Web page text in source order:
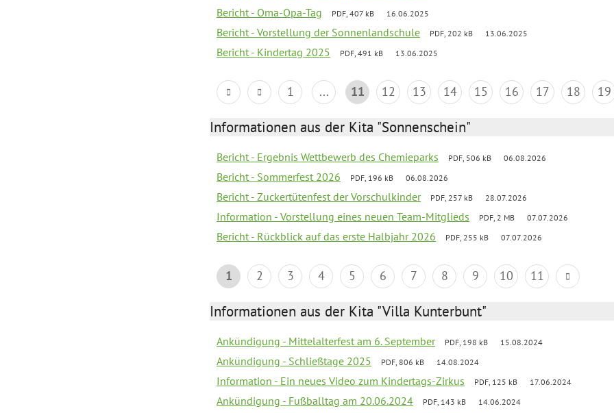
Bericht - Oma-Opa-Tag PDF, 407 kB 16.06.2025
Bericht - Vorstellung der Sonnenlandschule PDF, 202 kB 13.06.2025
Bericht - Kindertag 2025 PDF, 491 kB 13.06.2025
1 ... 11 12 13 14 15 16 17 18 19
Informationen aus der Kita "Sonnenschein"
Bericht - Ergebnis Wettbewerb des Chemieparks PDF, 506 kB 06.08.2026
Bericht - Sommerfest 2026 PDF, 196 kB 06.08.2026
Bericht - Zuckertütenfest der Vorschulkinder PDF, 257 kB 28.07.2026
Information - Vorstellung eines neuen Team-Mitglieds PDF, 2 MB 07.07.2026
Bericht - Rückblick auf das erste Halbjahr 2026 PDF, 255 kB 07.07.2026
1 2 3 4 5 6 7 8 9 10 11
Informationen aus der Kita "Villa Kunterbunt"
Ankündigung - Mittelalterfest am 6. September PDF, 198 kB 15.08.2024
Ankündigung - Schließtage 2025 PDF, 806 kB 14.08.2024
Information - Ein neues Video zum Kindertags-Zirkus PDF, 125 kB 17.06.2024
Ankündigung - Fußballtag am 20.06.2024 PDF, 143 kB 14.06.2024